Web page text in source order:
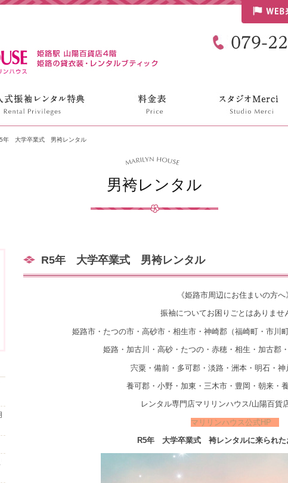
年 大学卒業式 男袴レンタル
男袴レンタル
R5年 大学卒業式 男袴レンタル
《姫路市周辺にお住まいの方へ
振袖についてお困りごとはありませ
姫路市・たつの市・高砂市・相生市・神崎郡（福崎町・市川
姫路・加古川・高砂・たつの・赤穂・相生・加古郡
宍粟・備前・多可郡・淡路・洲本・明石・神
養可郡・小野・加東・三木市・豊岡・朝来・
レンタル専門店マリリンハウス/山陽百貨
マリリンハウス公式HP
R5年 大学卒業式 袴レンタルに来られた